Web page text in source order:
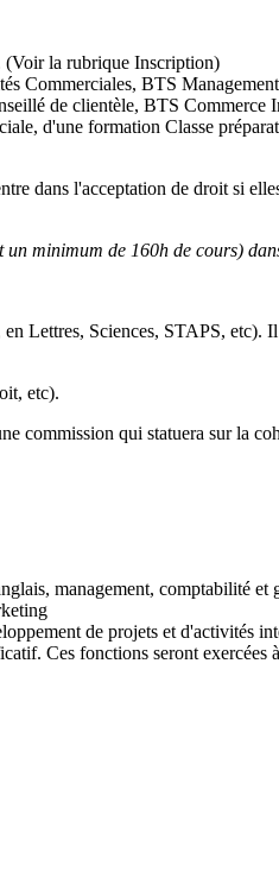
(Voir la rubrique Inscription)
Commerciales, BTS
de clientèle, BTS
d'une formation Classe
dans l'acceptation de droit si
minimum de 160h de cours)
Lettres, Sciences, STAPS, etc).
etc).
commission qui statuera sur la
management, comptabilité et
de projets et d'activités
Ces fonctions seront exercées